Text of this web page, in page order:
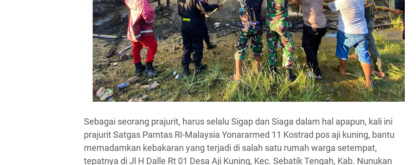
Sebagai seorang prajurit, harus selalu Sigap dan Siaga dalam hal apapun, kali ini
prajurit Satgas Pamtas RI-Malaysia Yonararmed 11 Kostrad pos aji kuning, bantu
memadamkan kebakaran yang terjadi di salah satu rumah warga setempat,
tepatnya di Jl H Dalle Rt 01 Desa Aji Kuning, Kec. Sebatik Tengah, Kab. Nunukan